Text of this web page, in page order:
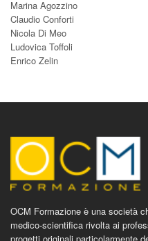
Marina Agozzino
Claudio Conforti
Nicola Di Meo
Ludovica Toffoli
Enrico Zelin
OCM Formazione è una società
medico-scientifica rivolta ai